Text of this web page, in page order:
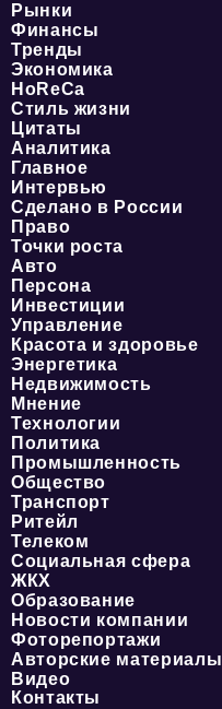
Рынки
Финансы
Тренды
Экономика
HoReCa
Стиль жизни
Цитаты
Аналитика
Главное
Интервью
Сделано в России
Право
Точки роста
Авто
Персона
Инвестиции
Управление
Красота и здоровье
Энергетика
Недвижимость
Мнение
Технологии
Политика
Промышленность
Общество
Транспорт
Ритейл
Телеком
Социальная сфера
ЖКХ
Образование
Новости компании
Фоторепортажи
Авторские материалы
Видео
Контакты